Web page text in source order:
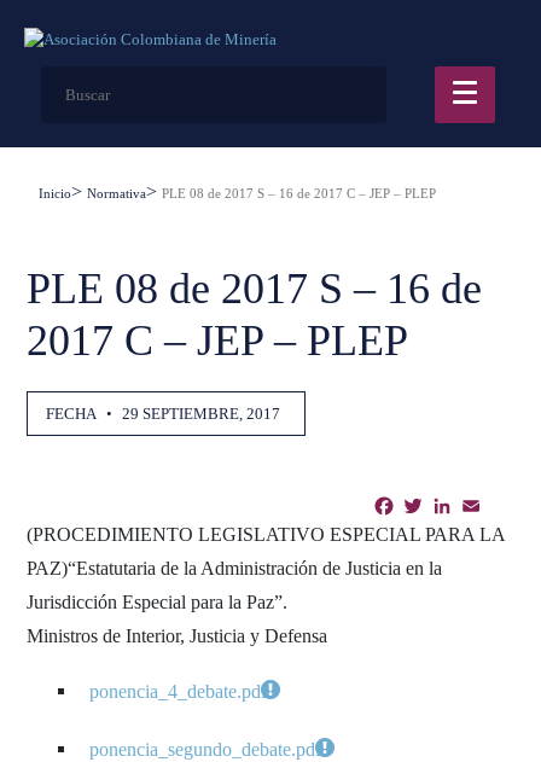
Inicio Normativa PLE 08 de 2017 S – 16 de 2017 C – JEP – PLEP
PLE 08 de 2017 S – 16 de
2017 C – JEP – PLEP
FECHA • 29 SEPTIEMBRE, 2017
FacebookTwitterLinkedIn
(PROCEDIMIENTO LEGISLATIVO ESPECIAL PARA LA
PAZ)“Estatutaria de la Administración de Justicia en la
Jurisdicción Especial para la Paz”.
Ministros de Interior, Justicia y Defensa
ponencia_4_debate.pdf
ponencia_segundo_debate.pdf